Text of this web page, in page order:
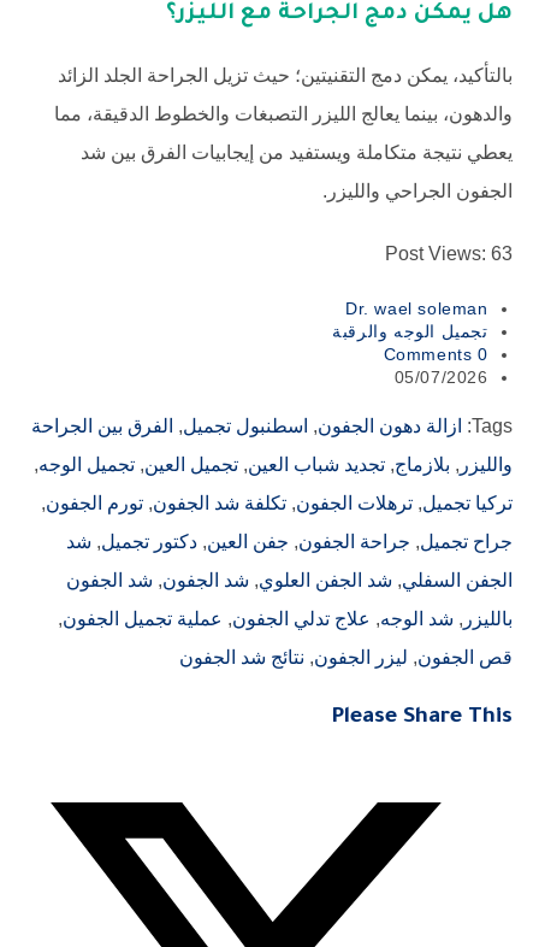
هل يمكن دمج الجراحة مع الليزر؟
بالتأكيد، يمكن دمج التقنيتين؛ حيث تزيل الجراحة الجلد الزائد
والدهون، بينما يعالج الليزر التصبغات والخطوط الدقيقة، مما
يعطي نتيجة متكاملة ويستفيد من إيجابيات الفرق بين شد
الجفون الجراحي والليزر.
Post Views: 63
Dr. wael soleman
تجميل الوجه والرقبة
0 Comments
05/07/2026
Tags
: ازالة دهون الجفون, اسطنبول تجميل, الفرق بين الجراحة
والليزر , بلازماج, تجديد شباب العين, تجميل العين, تجميل الوجه,
تركيا تجميل, ترهلات الجفون, تكلفة شد الجفون, تورم الجفون,
جراح تجميل, جراحة الجفون, جفن العين, دكتور تجميل, شد
الجفن السفلي, شد الجفن العلوي, شد الجفون, شد الجفون
بالليزر , شد الوجه, علاج تدلي الجفون, عملية تجميل الجفون,
قص الجفون, ليزر الجفون, نتائج شد الجفون
Please Share This